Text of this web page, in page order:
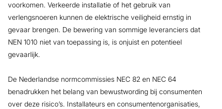
voorkomen. Verkeerde installatie of het gebruik van
verlengsnoeren kunnen de elektrische veiligheid ernstig in
gevaar brengen. De bewering van sommige leveranciers dat
NEN 1010 niet van toepassing is, is onjuist en potentieel
gevaarlijk.
De Nederlandse normcommissies NEC 82 en NEC 64
benadrukken het belang van bewustwording bij consumenten
over deze risico’s. Installateurs en consumentenorganisaties,